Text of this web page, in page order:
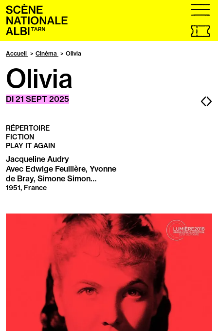
Accueil
Billetterie
en
onglet
menu
Accueil Cinéma Olivia
Olivia
DI 21 SEPT 2025
RÉPERTOIRE
FICTION
PLAY IT AGAIN
Jacqueline Audry
Avec Edwige Feuillère, Yvonne
de Bray, Simone Simon…
1951, France